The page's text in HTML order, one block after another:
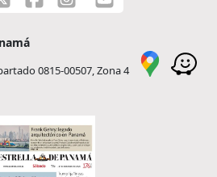
0815-00507, Zona 4